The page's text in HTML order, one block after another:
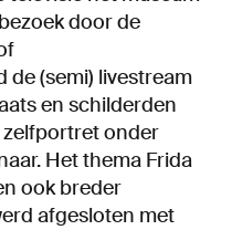
door de
(semi) livestream
en schilderden
zelfportret onder
Het thema Frida
ook breder
afgesloten met